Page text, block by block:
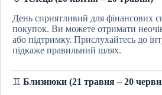
День сприятливий для фінансових
покупок. Ви можете отримати
або підтримку. Прислухайтесь до
підкаже правильний шлях.
♊ Близнюки (21 травня – 20